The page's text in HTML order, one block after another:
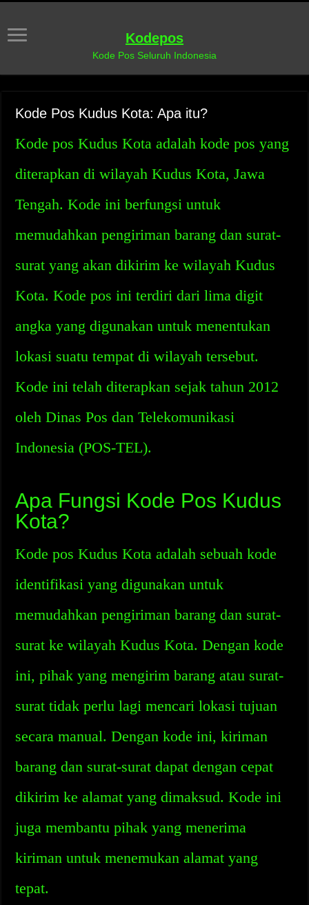
Kodepos
Kode Pos Seluruh Indonesia
Kode Pos Kudus Kota: Apa itu?
Kode pos Kudus Kota adalah kode pos yang
diterapkan di wilayah Kudus Kota, Jawa
Tengah. Kode ini berfungsi untuk
memudahkan pengiriman barang dan surat-
surat yang akan dikirim ke wilayah Kudus
Kota. Kode pos ini terdiri dari lima digit
angka yang digunakan untuk menentukan
lokasi suatu tempat di wilayah tersebut.
Kode ini telah diterapkan sejak tahun 2012
oleh Dinas Pos dan Telekomunikasi
Indonesia (POS-TEL).
Apa Fungsi Kode Pos Kudus
Kota?
Kode pos Kudus Kota adalah sebuah kode
identifikasi yang digunakan untuk
memudahkan pengiriman barang dan surat-
surat ke wilayah Kudus Kota. Dengan kode
ini, pihak yang mengirim barang atau surat-
surat tidak perlu lagi mencari lokasi tujuan
secara manual. Dengan kode ini, kiriman
barang dan surat-surat dapat dengan cepat
dikirim ke alamat yang dimaksud. Kode ini
juga membantu pihak yang menerima
kiriman untuk menemukan alamat yang
tepat.